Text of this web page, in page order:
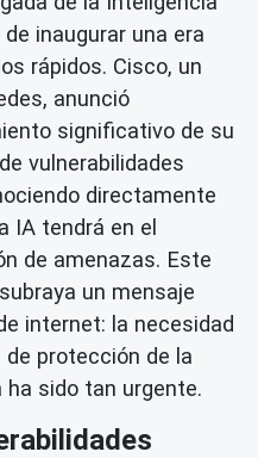
inaugurar una era
rápidos. Cisco, un
anunció
significativo de su
vulnerabilidades
directamente
IA tendrá en el
de amenazas. Este
un mensaje
internet: la necesidad
de protección de la
ha sido tan urgente.